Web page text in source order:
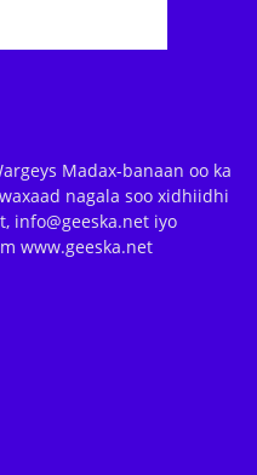
Madax-banaan oo ka
nagala soo xidhiidhi
info@geeska.net iyo
www.geeska.net